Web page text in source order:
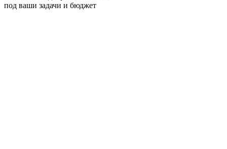
под ваши задачи и бюджет